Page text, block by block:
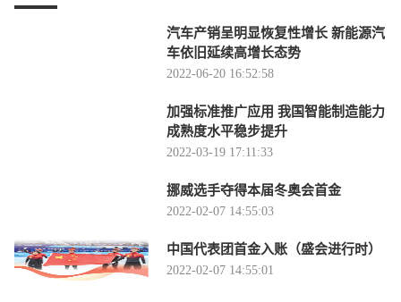
汽车产销呈明显恢复性增长 新能源汽
车依旧延续高增长态势
2022-06-20 16:52:58
加强标准推广应用 我国智能制造能力
成熟度水平稳步提升
2022-03-19 17:11:33
挪威选手夺得本届冬奥会首金
2022-02-07 14:55:03
中国代表团首金入账（盛会进行时）
2022-02-07 14:55:01